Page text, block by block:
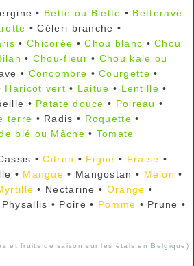
• Bette ou Blette • Betterave
• Céleri branche •
• Chicorée •Chou blanc •Chou
• Chou-fleur • Chou kale ou
• Concombre •Courgette •
Haricot vert • Laitue • Lentille •
• Patate douce • Poireau •
terre • Radis • Roquette •
blé ou Mâche • Tomate
•Citron • Figue • Fraise •
• Mangue • Mangostan • Melon •
• Nectarine • Orange •
Physallis • Poire • Pomme • Prune •
et fruits de saison sur les étals en Belgique)